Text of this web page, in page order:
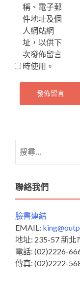
稱、電子郵
件地址及個
人網站網
址，以供下
次發佈留言
時使用。
尋
鍵
字:
聯絡我們
臉書連結
EMAIL:
地址: 235-57 新北
電話: (02)2226-
傳真: (02)2222-